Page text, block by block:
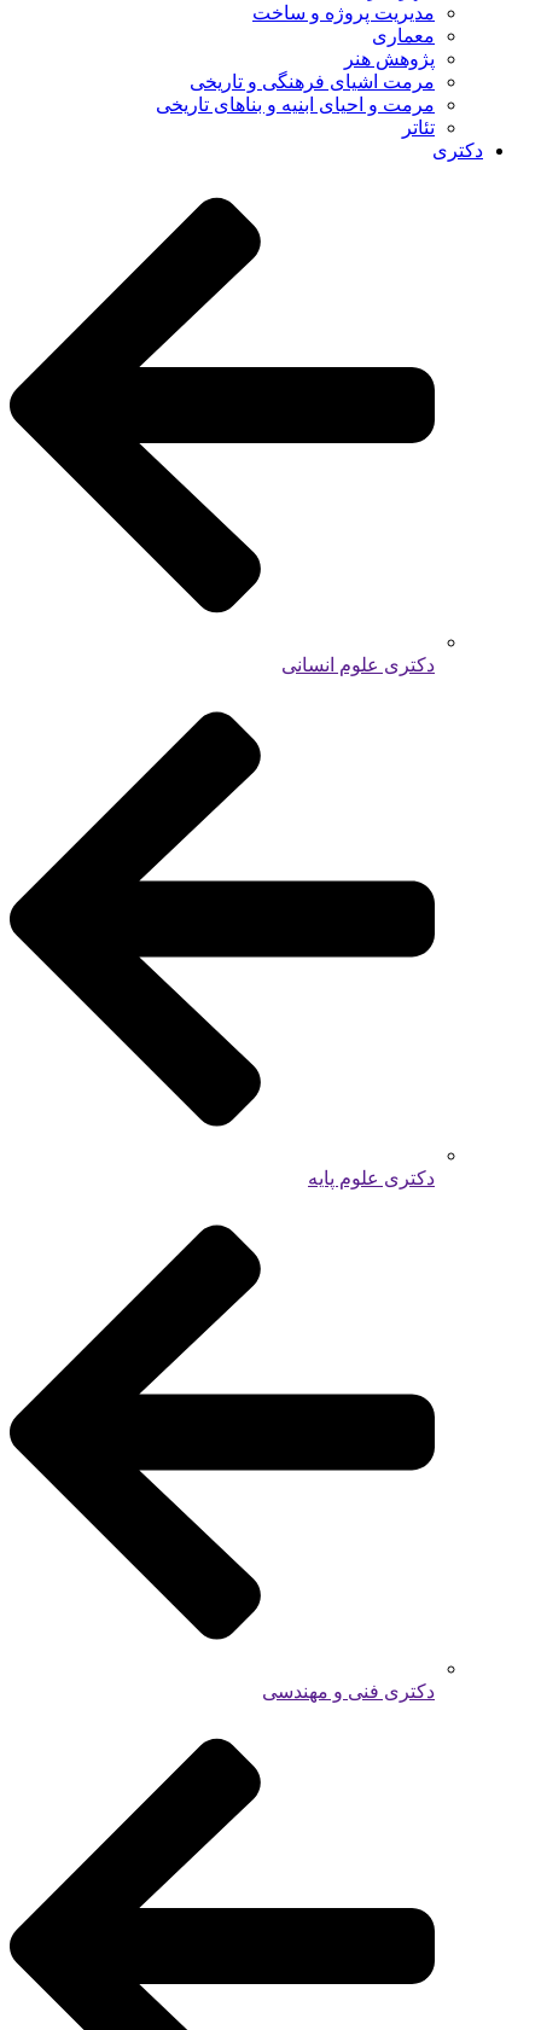
مدیریت پروژه و ساخت
معماری
پژوهش هنر
مرمت اشیای فرهنگی و تاریخی
مرمت و احیای ابنیه و بناهای تاریخی
تئاتر
دکتری
دکتری علوم انسانی
دکتری علوم پایه
دکتری فنی و مهندسی